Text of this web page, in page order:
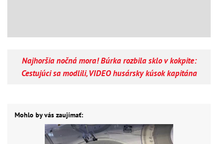
Najhoršia nočná mora! Búrka rozbila sklo v kokpite:
Cestujúci sa modlili, VIDEO husársky kúsok kapitána
Mohlo by vás zaujímať: